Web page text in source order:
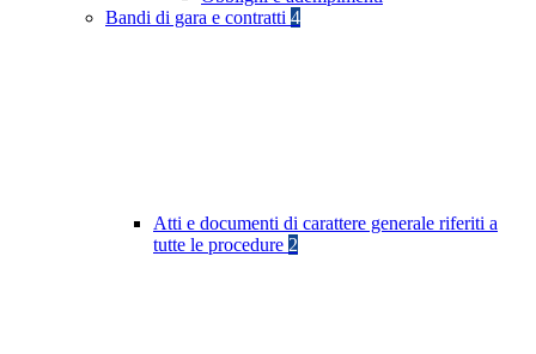
Bandi di gara e contratti 4
Atti e documenti di carattere generale riferiti a
tutte le procedure 2